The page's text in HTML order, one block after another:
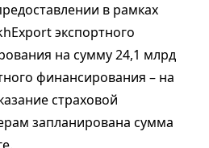
в рамках
экспортного
на сумму 24,1 млрд
финансирования – на
страховой
запланирована сумма